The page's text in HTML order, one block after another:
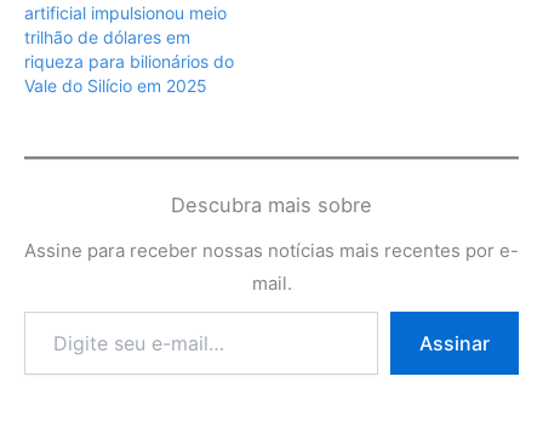
artificial impulsionou meio
trilhão de dólares em
riqueza para bilionários do
Vale do Silício em 2025
Descubra mais sobre
Assine para receber nossas notícias mais recentes por e-
mail.
e-
Assinar